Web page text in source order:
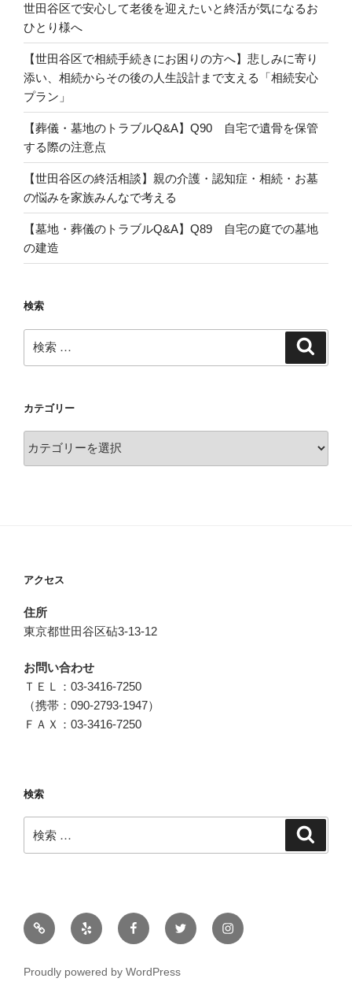
世田谷区で安心して老後を迎えたいと終活が気になるお
ひとり様へ
【世田谷区で相続手続きにお困りの方へ】悲しみに寄り
添い、相続からその後の人生設計まで支える「相続安心
プラン」
【葬儀・墓地のトラブルQ&A】Q90 自宅で遺骨を保管
する際の注意点
【世田谷区の終活相談】親の介護・認知症・相続・お墓
の悩みを家族みんなで考える
【墓地・葬儀のトラブルQ&A】Q89 自宅の庭での墓地
の建造
検索
検
索:
カテゴリー
アクセス
住所
東京都世田谷区砧3-13-12
お問い合わせ
ＴＥＬ：03-3416-7250
（携帯：090-2793-1947）
ＦＡＸ：03-3416-7250
検索
索:
メ
ー
Proudly powered by WordPress